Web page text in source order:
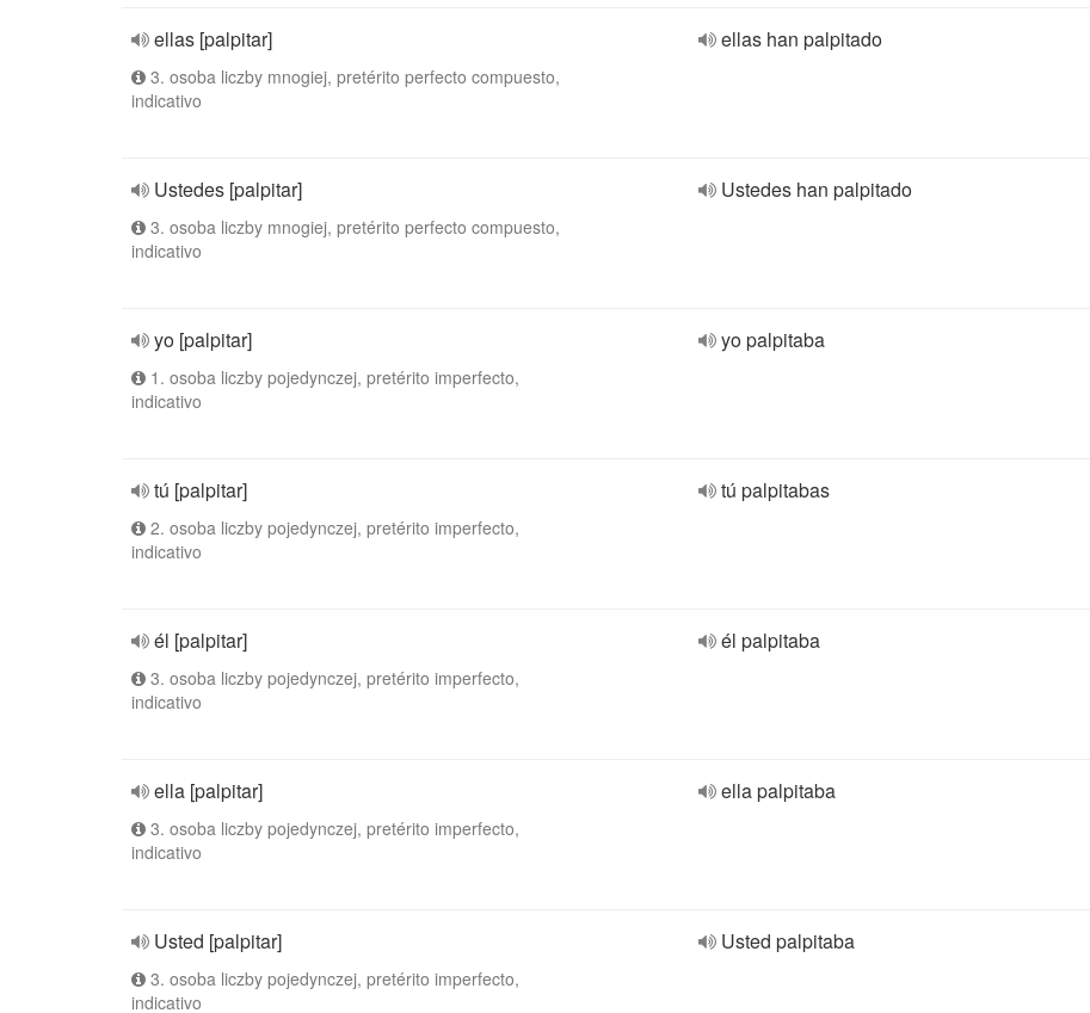
ellas [palpitar]
3. osoba liczby mnogiej, pretérito perfecto compuesto,
indicativo
ellas han palpitado
Ustedes [palpitar]
3. osoba liczby mnogiej, pretérito perfecto compuesto,
indicativo
Ustedes han palpitado
yo [palpitar]
1. osoba liczby pojedynczej, pretérito imperfecto,
indicativo
yo palpitaba
tú [palpitar]
2. osoba liczby pojedynczej, pretérito imperfecto,
indicativo
tú palpitabas
él [palpitar]
3. osoba liczby pojedynczej, pretérito imperfecto,
indicativo
él palpitaba
ella [palpitar]
3. osoba liczby pojedynczej, pretérito imperfecto,
indicativo
ella palpitaba
Usted [palpitar]
3. osoba liczby pojedynczej, pretérito imperfecto,
indicativo
Usted palpitaba